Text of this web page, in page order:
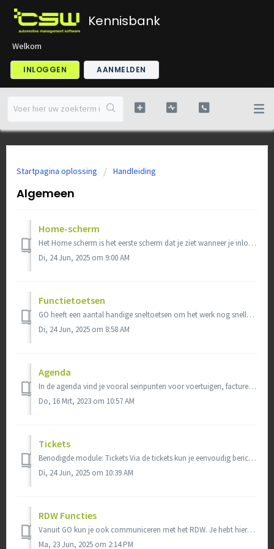
Kennisbank
Welkom
INLOGGEN AANMELDEN
Startpagina oplossing Handleiding
Algemeen
Home-scherm
Het Home scherm is het eerste scherm dat je ziet wanneer je inlogt. Op dit scherm zie je verschillende widgets over o.a. de planning en status van de werkpl...
Di, 24 Jun, 2025 om 9:00 AM
Functietoetsen
GO heeft een aantal handige sneltoetsen om het werk nog sneller en eenvoudiger te maken. Deze sneltoetsen zijn overal in het pakket op te roepen. Je hoeft n...
Di, 24 Jun, 2025 om 8:58 AM
Agenda
In de agenda vind je vooral seinpunten voor voertuigen, facturen etc. Denk hierbij aan wanneer een voertuig toe is aan een APK-keuring, onderhoudsbeurt, maa...
Do, 16 Mrt, 2023 om 10:57 AM
Tickets
Benodigde module: Tickets Via de tickets kun je eenvoudig berichten heen en weer sturen tussen verschillende werknemers of functiegroepen. Bijvoorbeeld ...
Di, 24 Jun, 2025 om 10:39 AM
RDW Functies
Vanuit GO kun je ook communiceren met het RDW. Je hebt hiervoor wel een RDW-provider nodig, bijvoorbeeld A2SP, VWE of RDC. Hoe je deze instelt vind je hier....
Ma, 23 Jun, 2025 om 2:14 PM